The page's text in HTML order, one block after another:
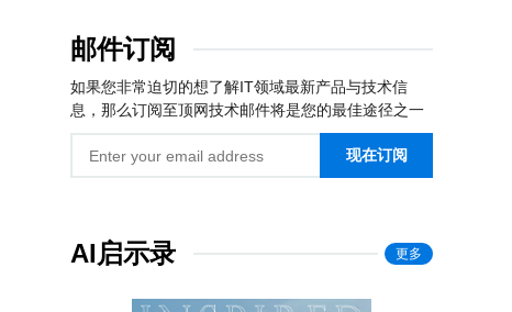
邮件订阅
如果您非常迫切的想了解IT领域最新产品与技术信
息，那么订阅至顶网技术邮件将是您的最佳途径之一
现在订阅
AI启示录 更多